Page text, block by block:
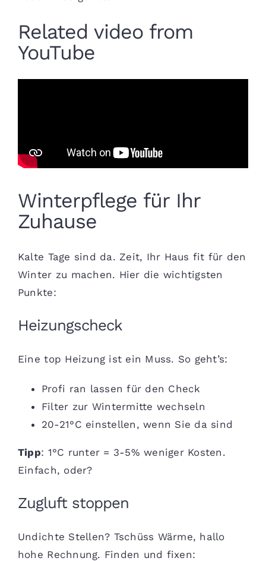
Related video from
YouTube
Winterpflege für Ihr
Zuhause
Kalte Tage sind da. Zeit, Ihr Haus fit für den
Winter zu machen. Hier die wichtigsten
Punkte:
Heizungscheck
Eine top Heizung ist ein Muss. So geht’s:
Profi ran lassen für den Check
Filter zur Wintermitte wechseln
20-21°C einstellen, wenn Sie da sind
Tipp: 1°C runter = 3-5% weniger Kosten.
Einfach, oder?
Zugluft stoppen
Undichte Stellen? Tschüss Wärme, hallo
hohe Rechnung. Finden und fixen: